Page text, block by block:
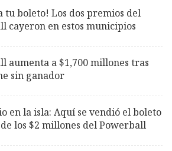
tu boleto! Los dos premios del
cayeron en estos municipios
aumenta a $1,700 millones tras
sin ganador
en la isla: Aquí se vendió el boleto
los $2 millones del Powerball